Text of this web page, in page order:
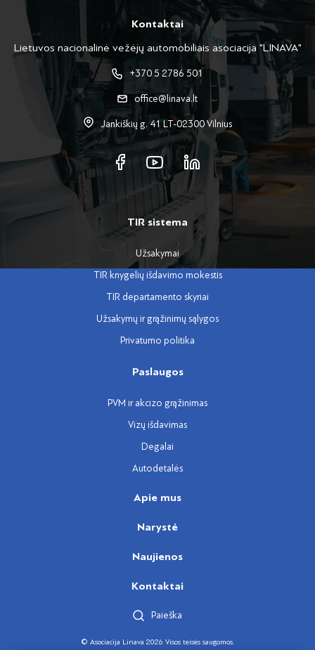
Kontaktai
Lietuvos nacionalinė vežėjų automobiliais asociacija "LINAVA"
+370 5 2786 501
office@linava.lt
Jankiškių g. 41 LT-02300 Vilnius
TIR sistema
Užsakymai
TIR knygelių išdavimo mokestis
TIR departamento skyriai
Užsakymų ir grąžinimų sąlygos
Privatumo politika
Paslaugos
PVM ir akcizo grąžinimas
Vizų išdavimas
Degalai
Autodetalės
Apie mus
Narystė
Naujienos
Kontaktai
Paieška
© Asociacija Linava 2026 Visos teisės saugomos.